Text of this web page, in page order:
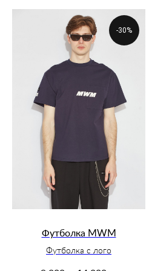
-30%
Футболка MWM
Футболка с лого